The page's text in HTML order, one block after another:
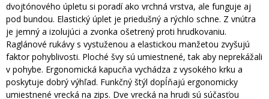
dvojtónového úpletu si poradí ako vrchná vrstva, ale funguje aj
pod bundou. Elastický úplet je priedušný a rýchlo schne. Z vnútra
je jemný a izolujúci a zvonka ošetrený proti hrudkovaniu.
Raglánové rukávy s vystuženou a elastickou manžetou zvyšujú
faktor pohyblivosti. Ploché švy sú umiestnené, tak aby neprekážali
v pohybe. Ergonomická kapucňa vychádza z vysokého krku a
poskytuje dobrý výhľad. Funkčný štýl dopĺňajú ergonomicky
umiestnené vrecká na zips. Dve vrecká na hrudi sú súčasťou